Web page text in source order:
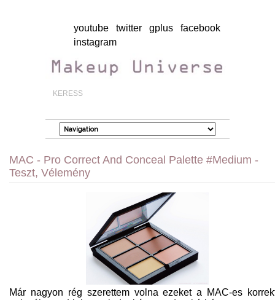
youtube twitter gplus
facebook
instagram
MAC - Pro Correct And Conceal Palette #Medium -
Teszt, Vélemény
Már nagyon rég szerettem volna ezeket a MAC-es